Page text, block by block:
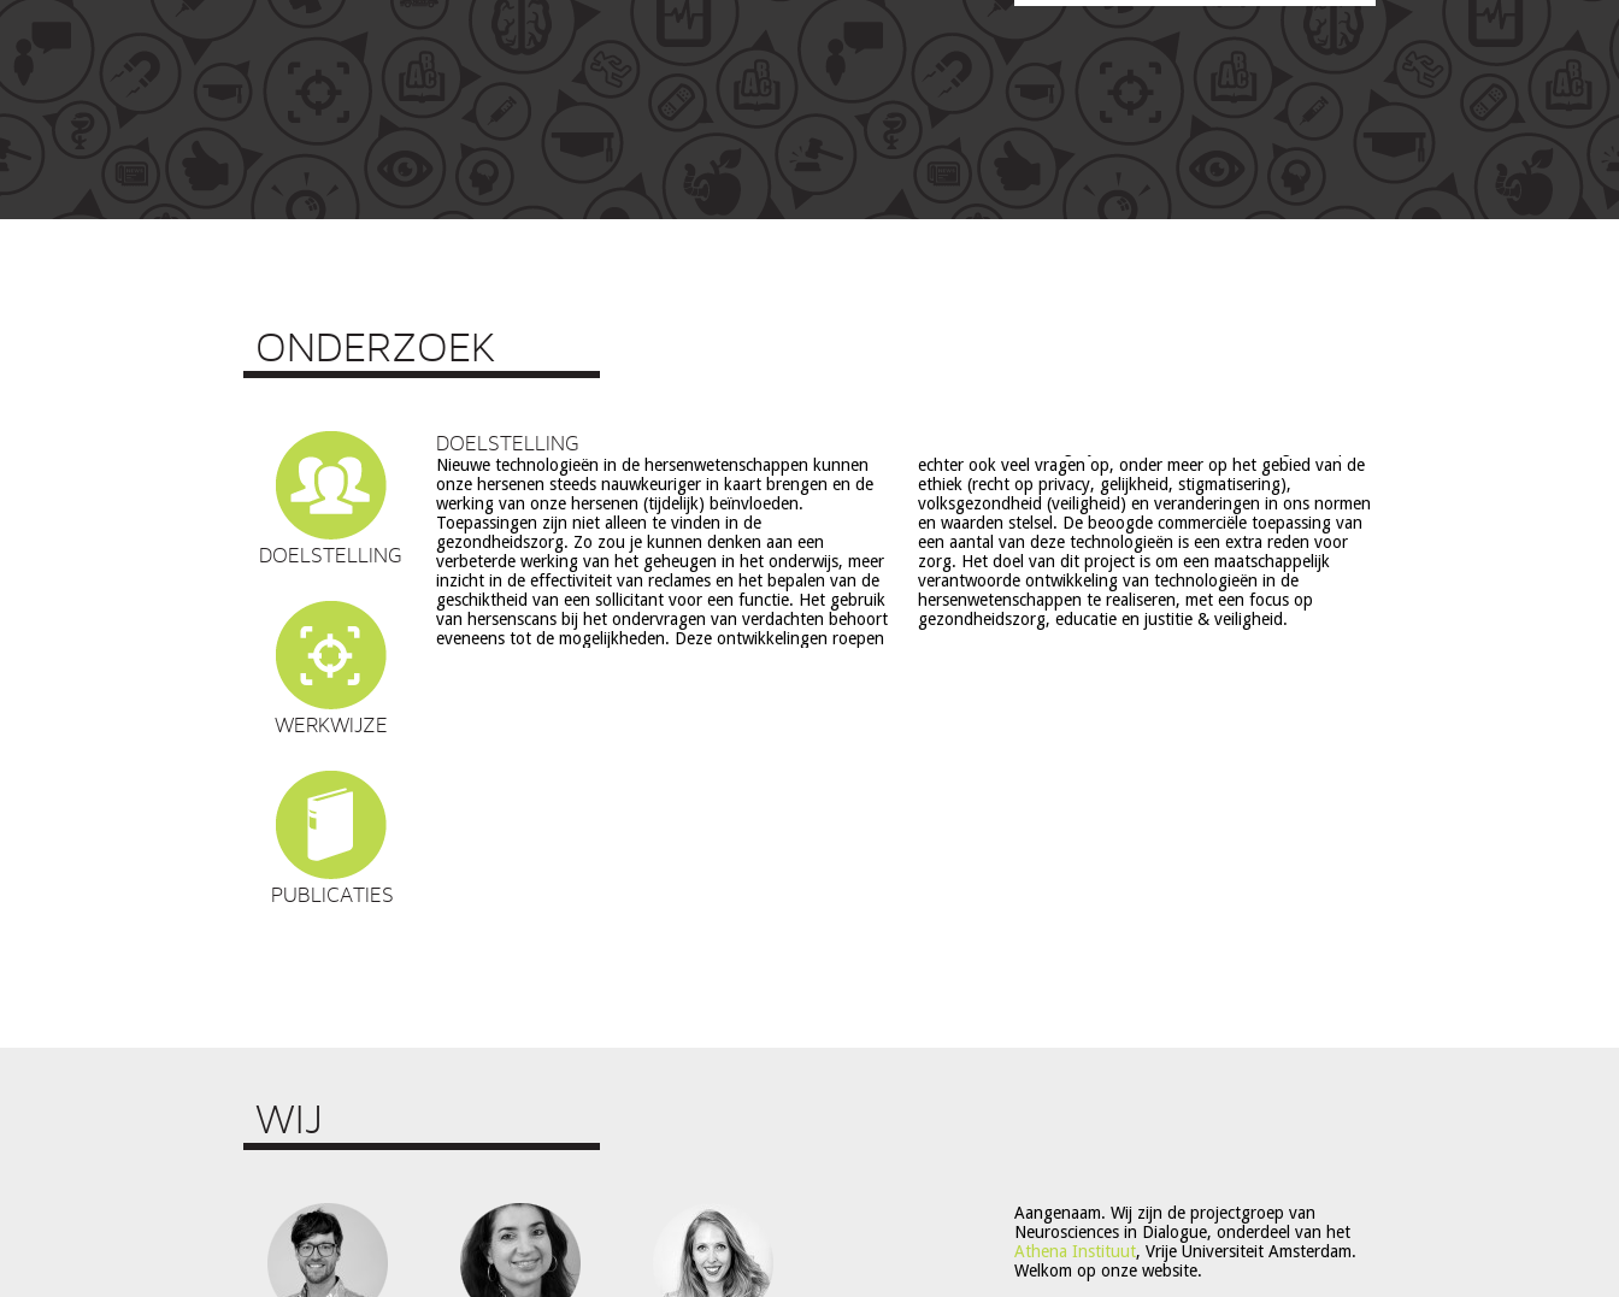
ONDERZOEK
DOELSTELLING
WERKWIJZE
PUBLICATIES
DOELSTELLING
Nieuwe technologieën in de hersenwetenschappen kunnen
onze hersenen steeds nauwkeuriger in kaart brengen en de
werking van onze hersenen (tijdelijk) beïnvloeden.
Toepassingen zijn niet alleen te vinden in de
gezondheidszorg. Zo zou je kunnen denken aan een
verbeterde werking van het geheugen in het onderwijs, meer
inzicht in de effectiviteit van reclames en het bepalen van de
geschiktheid van een sollicitant voor een functie. Het gebruik
van hersenscans bij het ondervragen van verdachten behoort
eveneens tot de mogelijkheden. Deze ontwikkelingen roepen
echter ook veel vragen op, onder meer op het gebied van de
ethiek (recht op privacy, gelijkheid, stigmatisering),
volksgezondheid (veiligheid) en veranderingen in ons normen
en waarden stelsel. De beoogde commerciële toepassing van
een aantal van deze technologieën is een extra reden voor
zorg. Het doel van dit project is om een maatschappelijk
verantwoorde ontwikkeling van technologieën in de
hersenwetenschappen te realiseren, met een focus op
gezondheidszorg, educatie en justitie & veiligheid.
WIJ
Aangenaam. Wij zijn de projectgroep van
Neurosciences in Dialogue, onderdeel van het
Athena Instituut, Vrije Universiteit Amsterdam.
Welkom op onze website.